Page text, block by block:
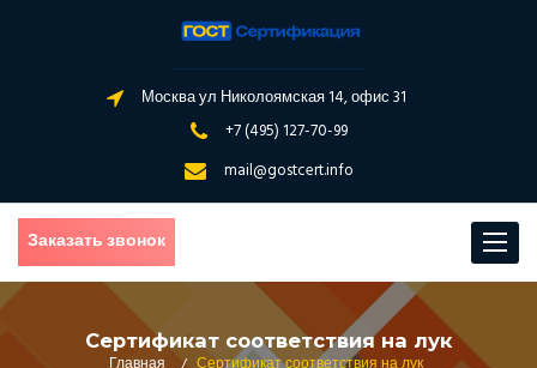
Москва ул Николоямская 14, офис 31
+7 (495) 127-70-99
mail@gostcert.info
Toggle
Заказать звонок
Сертификат соответствия на лук